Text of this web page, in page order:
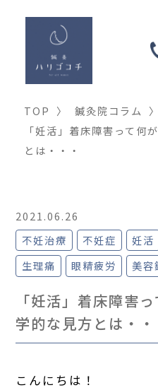
TOP 〉 鍼灸院コラム 〉
「妊活」着床障害って何
とは・・・
2021.06.26
不妊治療
不妊症 妊活
生理痛
眼精疲労 美容
「妊活」着床障害
学的な見方とは・・
こんにちは！